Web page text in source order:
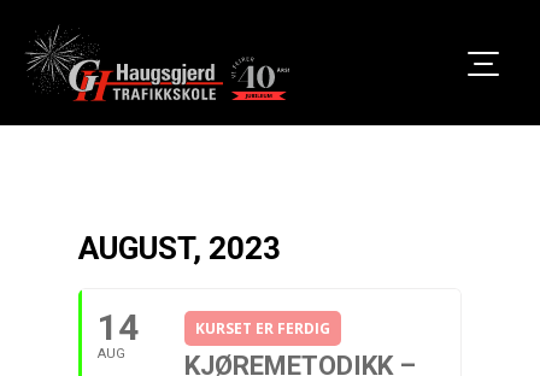
AUGUST, 2023
14
AUG
KURSET ER FERDIG
KJØREMETODIKK –